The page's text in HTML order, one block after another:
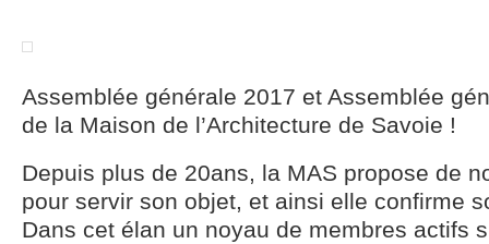
Assemblée générale 2017 et Assemblée
de la Maison de l’Architecture de Savoie !
Depuis plus de 20ans, la MAS propose de
pour servir son objet, et ainsi elle confirme
Dans cet élan un noyau de membres actifs